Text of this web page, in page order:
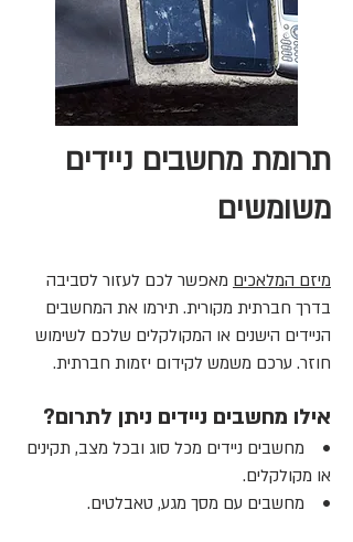
תרומת מחשבים ניידים
משומשים
מיזם המלאכים מאפשר לכם לעזור לסביבה
בדרך חברתית מקורית. תירמו את המחשבים
הניידים הישנים או המקולקלים שלכם לשימוש
חוזר. ערכם משמש לקידום יזמות חברתית.
אילו מחשבים ניידים ניתן לתרום?
• מחשבים ניידים מכל סוג ובכל מצב, תקינים
או מקולקלים.
• מחשבים עם מסך מגע, טאבלטים.